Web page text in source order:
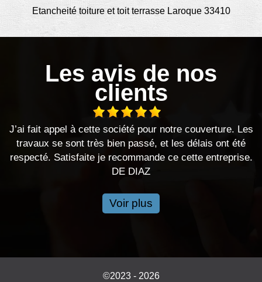
Etancheité toiture et toit terrasse Laroque 33410
Les avis de nos
clients
couverture. Les
délais ont été
cette entreprise.
Je recommande au top !!
DE MARINE
Voir plus
©2023 - 2026